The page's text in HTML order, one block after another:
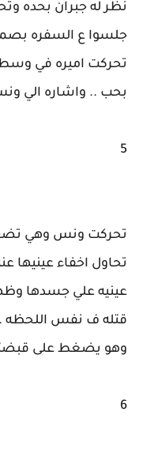
نظر له جبران بحده
جلسوا ع السفره
تحركت اميره في
بحب .. واشاره الي
5
تحركت ونس وهي
تحاول اخفاء عينيها
عينيه علي جسدها
قتله ف نفس اللحظه
وهو يضغط على
6